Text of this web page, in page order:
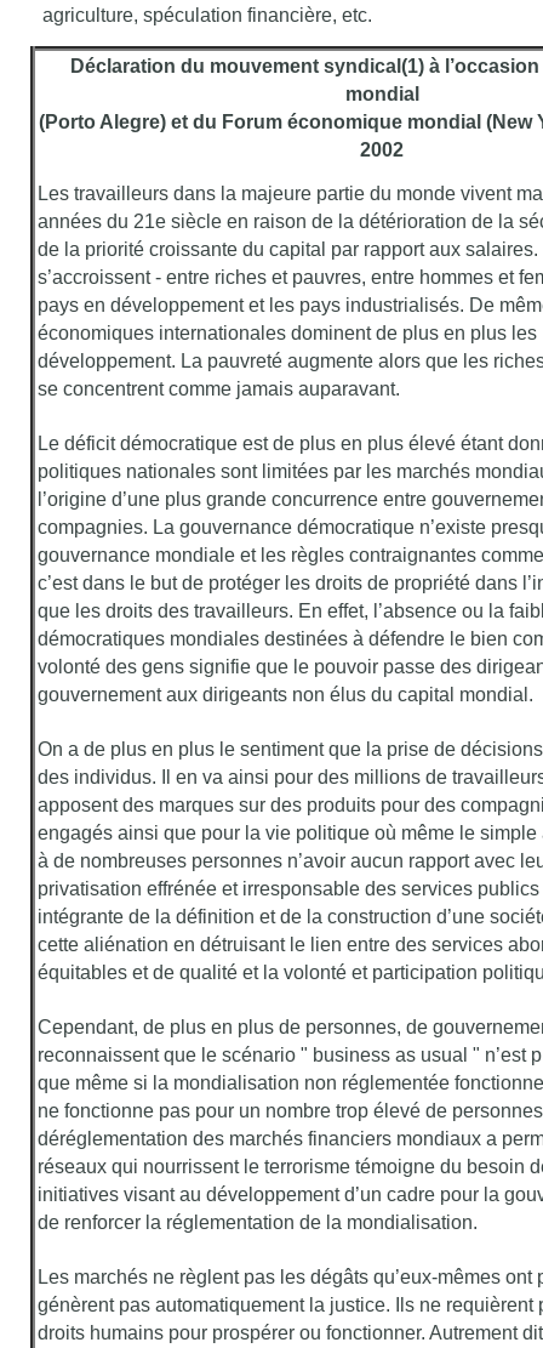
agriculture, spéculation financière, etc.
Déclaration du mouvement syndical(1) à
mondial
(Porto Alegre) et du Forum économique mondial (New
2002
Les travailleurs dans la majeure partie du monde vivent
années du 21e siècle en raison de la détérioration de la
de la priorité croissante du capital par rapport aux
s’accroissent - entre riches et pauvres, entre hommes et
pays en développement et les pays industrialisés. De
économiques internationales dominent de plus en plus les
développement. La pauvreté augmente alors que les
se concentrent comme jamais auparavant.
Le déficit démocratique est de plus en plus élevé étant
politiques nationales sont limitées par les marchés
l’origine d’une plus grande concurrence entre
compagnies. La gouvernance démocratique n’existe
gouvernance mondiale et les règles contraignantes
c’est dans le but de protéger les droits de propriété dans
que les droits des travailleurs. En effet, l’absence ou la
démocratiques mondiales destinées à défendre le bien
volonté des gens signifie que le pouvoir passe des
gouvernement aux dirigeants non élus du capital mondial.
On a de plus en plus le sentiment que la prise de
des individus. Il en va ainsi pour des millions de
apposent des marques sur des produits pour des
engagés ainsi que pour la vie politique où même le simple
à de nombreuses personnes n’avoir aucun rapport avec
privatisation effrénée et irresponsable des services
intégrante de la définition et de la construction d’une
cette aliénation en détruisant le lien entre des services
équitables et de qualité et la volonté et participation
Cependant, de plus en plus de personnes, de
reconnaissent que le scénario " business as usual " n’est
que même si la mondialisation non réglementée
ne fonctionne pas pour un nombre trop élevé de
déréglementation des marchés financiers mondiaux a
réseaux qui nourrissent le terrorisme témoigne du besoin
initiatives visant au développement d’un cadre pour la
de renforcer la réglementation de la mondialisation.
Les marchés ne règlent pas les dégâts qu’eux-mêmes ont
génèrent pas automatiquement la justice. Ils ne requièrent
droits humains pour prospérer ou fonctionner. Autrement